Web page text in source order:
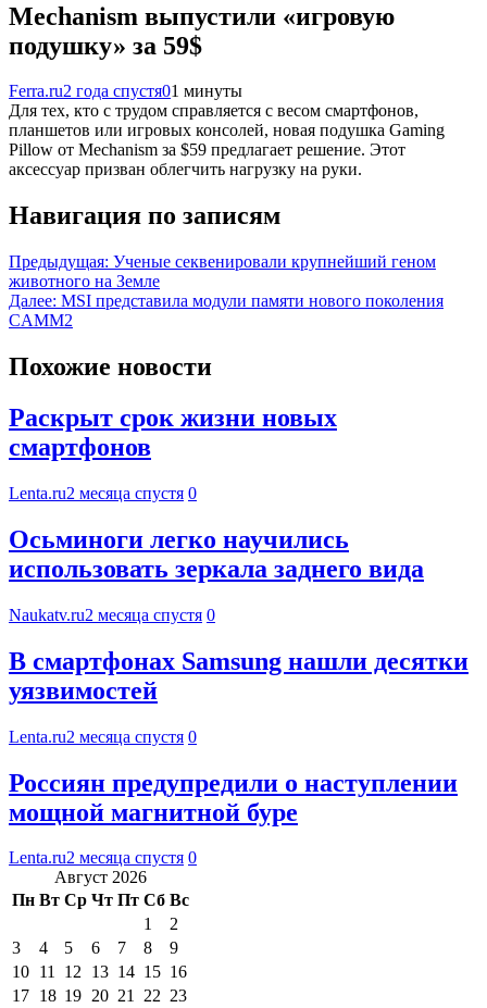
Mechanism выпустили «игровую
подушку» за 59$
Ferra.ru2 года спустя01 минуты
Для тех, кто с трудом справляется с весом смартфонов,
планшетов или игровых консолей, новая подушка Gaming
Pillow от Mechanism за $59 предлагает решение. Этот
аксессуар призван облегчить нагрузку на руки.
Навигация по записям
Предыдущая: Ученые секвенировали крупнейший геном
животного на Земле
Далее: MSI представила модули памяти нового поколения
CAMM2
Похожие новости
Раскрыт срок жизни новых
смартфонов
Lenta.ru2 месяца спустя 0
Осьминоги легко научились
использовать зеркала заднего вида
Naukatv.ru2 месяца спустя 0
В смартфонах Samsung нашли десятки
уязвимостей
Lenta.ru2 месяца спустя 0
Россиян предупредили о наступлении
мощной магнитной буре
Lenta.ru2 месяца спустя 0
Август 2026
Пн Вт Ср Чт Пт Сб Вс
1
2
3
4 5 6 7 8
9
10 11 12 13 14 15 16
17 18 19 20 21 22 23